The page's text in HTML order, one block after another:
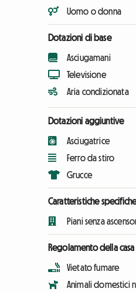
Uomo o donna
Dotazioni di base
Asciugamani
Televisione
Aria condizionata
Dotazioni aggiuntive
Asciugatrice
Ferro da stiro
Grucce
Caratteristiche
Piani senza
Regolamento della casa
Vietato fumare
Animali domestici